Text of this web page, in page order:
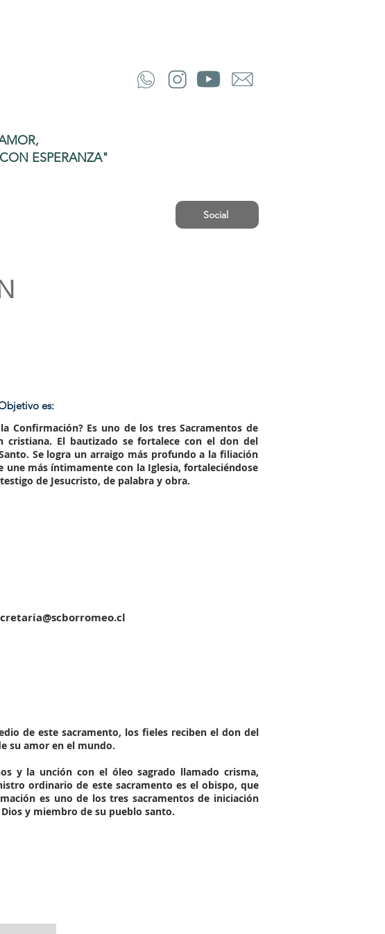
ESPERANZA"
Social
es:
Confirmación? Es uno de los tres Sacramentos de
cristiana. El bautizado se fortalece con el don del
Se logra un arraigo más profundo a la filiación
une más íntimamente con la Iglesia, fortaleciéndose
de Jesucristo, de palabra y obra.
de este sacramento, los fieles reciben el don del
su amor en el mundo.
y la unción con el óleo sagrado llamado crisma,
ordinario de este sacramento es el obispo, que
es uno de los tres sacramentos de iniciación
y miembro de su pueblo santo.